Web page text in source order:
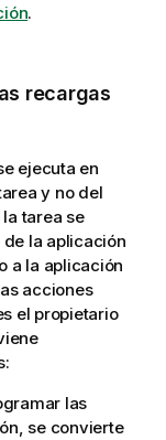
.
recargas
ejecuta en
y no del
tarea se
la aplicación
a la aplicación
acciones
el propietario
las
se convierte